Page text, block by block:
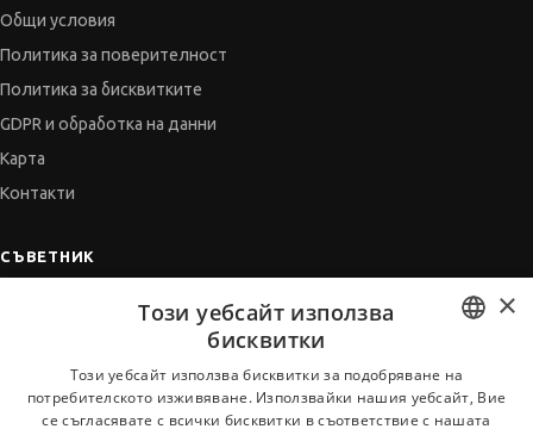
Общи условия
Политика за поверителност
Политика за бисквитките
GDPR и обработка на данни
Карта
Контакти
СЪВЕТНИК
Когато получим оферта
BULGARIAN
ENGLISH
×
Този уебсайт използва
бисквитки
Този уебсайт използва бисквитки за подобряване на
потребителското изживяване. Използвайки нашия уебсайт, Вие
се съгласявате с всички бисквитки в съответствие с нашата